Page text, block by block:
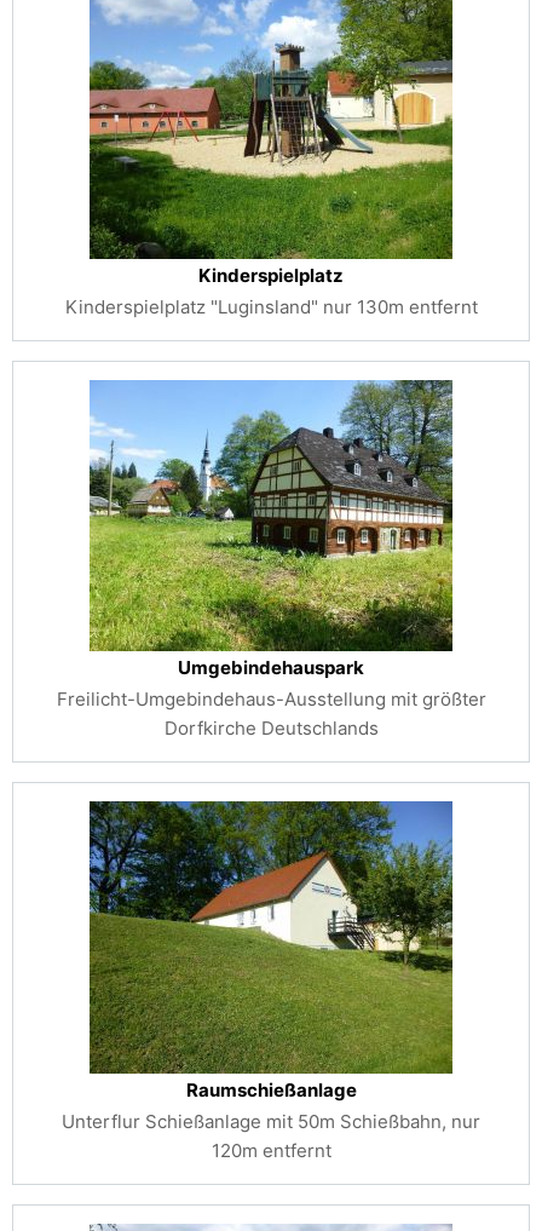
Kinderspielplatz
Kinderspielplatz "Luginsland" nur 130m entfernt
Umgebindehauspark
Freilicht-Umgebindehaus-Ausstellung mit größter
Dorfkirche Deutschlands
Raumschießanlage
Unterflur Schießanlage mit 50m Schießbahn, nur
120m entfernt